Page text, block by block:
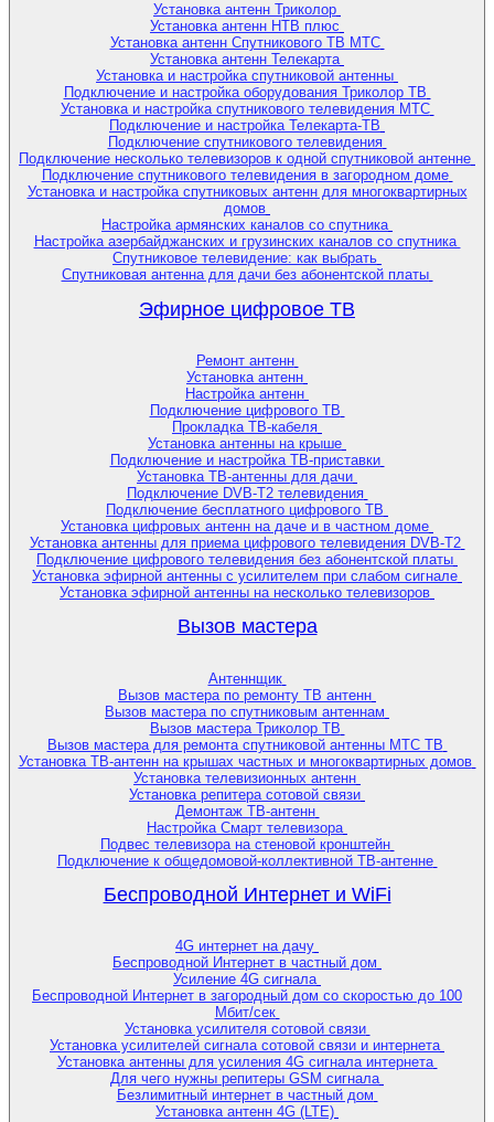
Установка антенн Триколор
Установка антенн НТВ плюс
Установка антенн Спутникового ТВ МТС
Установка антенн Телекарта
Установка и настройка спутниковой антенны
Подключение и настройка оборудования Триколор ТВ
Установка и настройка спутникового телевидения МТС
Подключение и настройка Телекарта-ТВ
Подключение спутникового телевидения
Подключение несколько телевизоров к одной спутниковой антенне
Подключение спутникового телевидения в загородном доме
Установка и настройка спутниковых антенн для многоквартирных
домов
Настройка армянских каналов со спутника
Настройка азербайджанских и грузинских каналов со спутника
Спутниковое телевидение: как выбрать
Спутниковая антенна для дачи без абонентской платы
Эфирное цифровое ТВ
Ремонт антенн
Установка антенн
Настройка антенн
Подключение цифрового ТВ
Прокладка ТВ-кабеля
Установка антенны на крыше
Подключение и настройка ТВ-приставки
Установка ТВ-антенны для дачи
Подключение DVB-T2 телевидения
Подключение бесплатного цифрового ТВ
Установка цифровых антенн на даче и в частном доме
Установка антенны для приема цифрового телевидения DVB-T2
Подключение цифрового телевидения без абонентской платы
Установка эфирной антенны с усилителем при слабом сигнале
Установка эфирной антенны на несколько телевизоров
Вызов мастера
Антеннщик
Вызов мастера по ремонту ТВ антенн
Вызов мастера по спутниковым антеннам
Вызов мастера Триколор ТВ
Вызов мастера для ремонта спутниковой антенны МТС ТВ
Установка ТВ-антенн на крышах частных и многоквартирных домов
Установка телевизионных антенн
Установка репитера сотовой связи
Демонтаж ТВ-антенн
Настройка Смарт телевизора
Подвес телевизора на стеновой кронштейн
Подключение к общедомовой-коллективной ТВ-антенне
Беспроводной Интернет и WiFi
4G интернет на дачу
Беспроводной Интернет в частный дом
Усиление 4G сигнала
Беспроводной Интернет в загородный дом со скоростью до 100
Мбит/сек
Установка усилителя сотовой связи
Установка усилителей сигнала сотовой связи и интернета
Установка антенны для усиления 4G сигнала интернета
Для чего нужны репитеры GSM сигнала
Безлимитный интернет в частный дом
Установка антенн 4G (LTE)